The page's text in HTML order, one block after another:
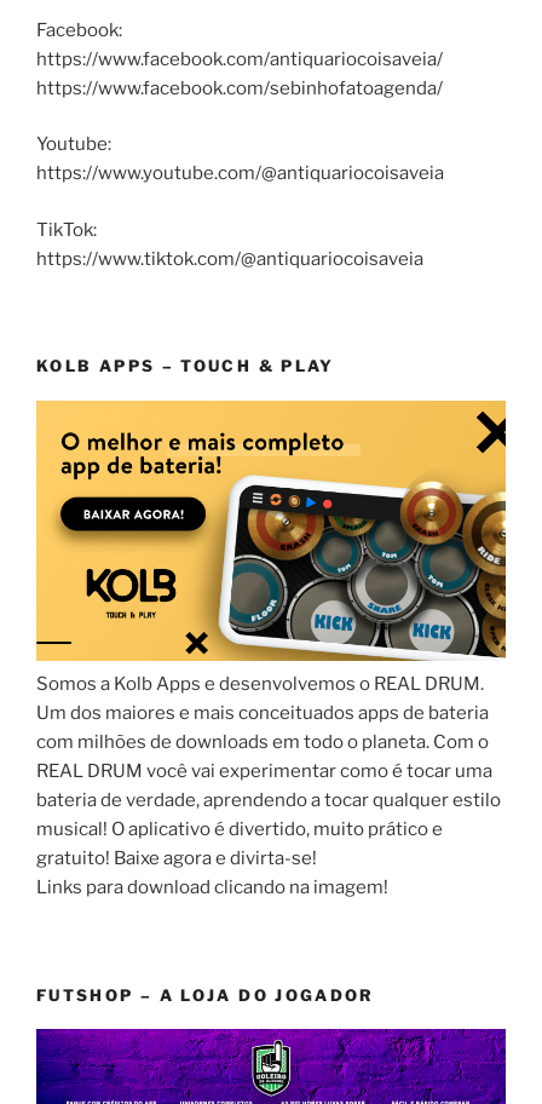
Facebook:
https://www.facebook.com/antiquariocoisaveia/
https://www.facebook.com/sebinhofatoagenda/
Youtube:
https://www.youtube.com/@antiquariocoisaveia
TikTok:
https://www.tiktok.com/@antiquariocoisaveia
KOLB APPS – TOUCH & PLAY
Somos a Kolb Apps e desenvolvemos o REAL DRUM.
Um dos maiores e mais conceituados apps de bateria
com milhões de downloads em todo o planeta. Com o
REAL DRUM você vai experimentar como é tocar uma
bateria de verdade, aprendendo a tocar qualquer estilo
musical! O aplicativo é divertido, muito prático e
gratuito! Baixe agora e divirta-se!
Links para download clicando na imagem!
FUTSHOP – A LOJA DO JOGADOR